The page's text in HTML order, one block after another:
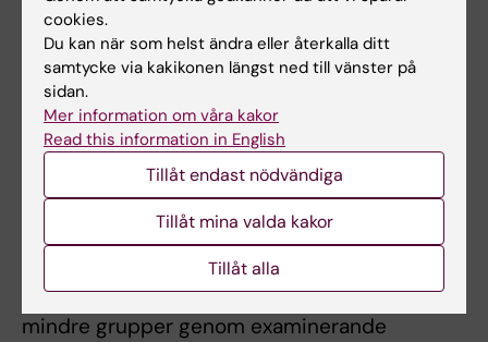
visat så allvarliga brister i kunskaper,
färdigheter eller förhållningssätt att
patientsäkerheten eller patienternas
förtroende för sjukvården riskerats, är behörig
till nytt VFU-tillfälle först när den individuella
handlingsplanen har fullföljts.
Fördjupning i omvårdnad inom
ambulanssjukvård 4,5 hp
Examinationer genomförs individuellt och i
mindre grupper genom examinerande
cookies.
Du kan när som helst ändra eller återkalla ditt
samtycke via kakikonen längst ned till vänster på
sidan.
Mer information om våra kakor
Read this information in English
Tillåt endast nödvändiga
Tillåt mina valda kakor
Tillåt alla